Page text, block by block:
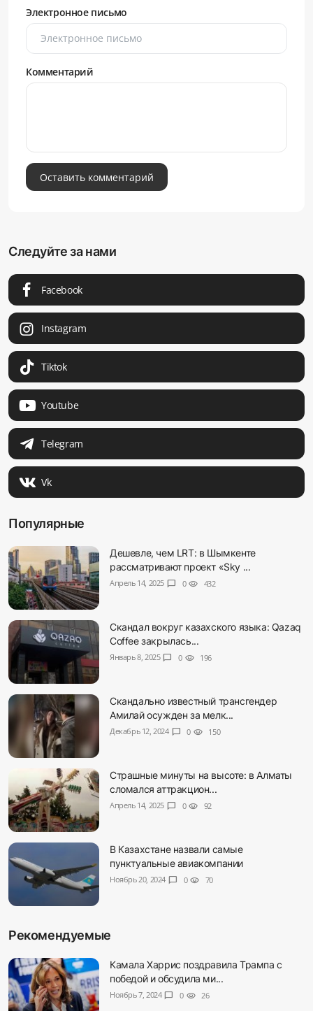
Электронное письмо
Комментарий
Оставить комментарий
Следуйте за нами
Facebook
Instagram
Tiktok
Youtube
Telegram
Vk
Популярные
Дешевле, чем LRT: в Шымкенте
рассматривают проект «Sky ...
Апрель 14, 2025 chat_bubble 0 visibility 432
Скандал вокруг казахского языка: Qazaq
Coffee закрылась...
Январь 8, 2025 chat_bubble 0 visibility 196
Скандально известный трансгендер
Амилай осужден за мелк...
Декабрь 12, 2024 chat_bubble 0 visibility 150
Страшные минуты на высоте: в Алматы
сломался аттракцион...
Апрель 14, 2025 chat_bubble 0 visibility 92
В Казахстане назвали самые
пунктуальные авиакомпании
Ноябрь 20, 2024 chat_bubble 0 visibility 70
Рекомендуемые
Камала Харрис поздравила Трампа с
победой и обсудила ми...
Ноябрь 7, 2024 chat_bubble 0 visibility 26